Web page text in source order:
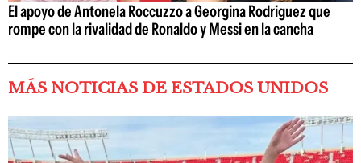
El apoyo de Antonela Roccuzzo a Georgina Rodriguez que
rompe con la rivalidad de Ronaldo y Messi en la cancha
MÁS NOTICIAS DE ESTADOS UNIDOS